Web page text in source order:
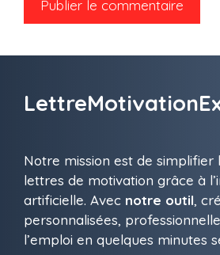
Notre mission est de simplifier
lettres de motivation grâce à
artificielle. Avec notre outil,
personnalisées,
l’emploi en quelques minutes